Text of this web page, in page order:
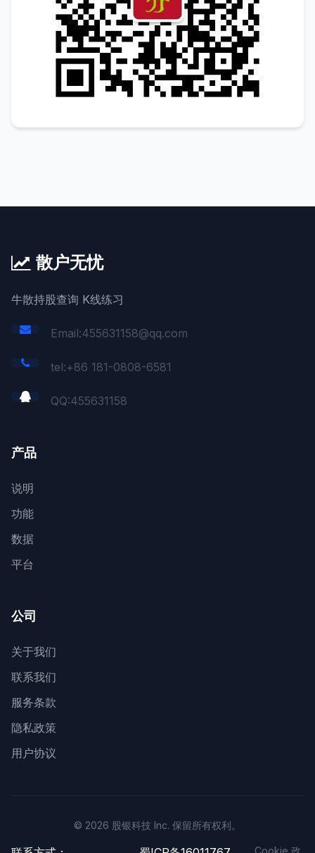
散户无忧
牛散持股查询 K线练习
Email:455631158@qq.com
tel:+86 181-0808-6581
QQ:455631158
产品
说明
功能
数据
平台
公司
关于我们
联系我们
服务条款
隐私政策
用户协议
© 2026 股银科技 Inc. 保留所有权利。
Cookie 政